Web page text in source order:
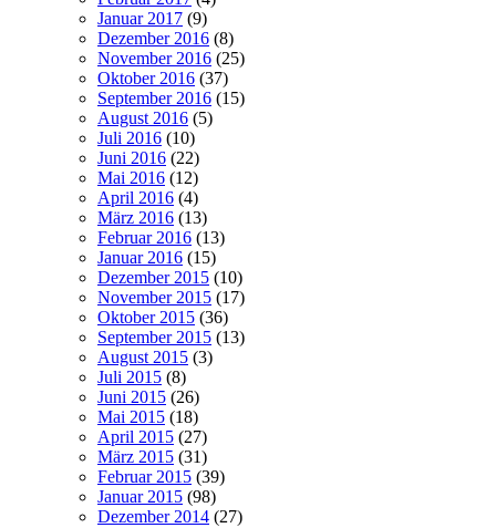
Januar 2017 (9)
Dezember 2016 (8)
November 2016 (25)
Oktober 2016 (37)
September 2016 (15)
August 2016 (5)
Juli 2016 (10)
Juni 2016 (22)
Mai 2016 (12)
April 2016 (4)
März 2016 (13)
Februar 2016 (13)
Januar 2016 (15)
Dezember 2015 (10)
November 2015 (17)
Oktober 2015 (36)
September 2015 (13)
August 2015 (3)
Juli 2015 (8)
Juni 2015 (26)
Mai 2015 (18)
April 2015 (27)
März 2015 (31)
Februar 2015 (39)
Januar 2015 (98)
Dezember 2014 (27)